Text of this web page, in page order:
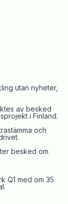
utan nyheter,
av besked
i Finland.
och
besked om
Q1 med om 35